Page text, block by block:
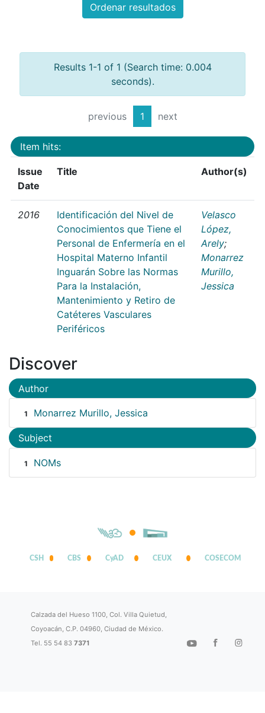
Ordenar resultados
Results 1-1 of 1 (Search time: 0.004
seconds).
previous 1 next
Item hits:
Issue
Date
Title Author(s)
2016
Identificación del Nivel de
Conocimientos que Tiene el
Personal de Enfermería en el
Hospital Materno Infantil
Inguarán Sobre las Normas
Para la Instalación,
Mantenimiento y Retiro de
Catéteres Vasculares
Periféricos
Velasco
López,
Arely;
Monarrez
Murillo,
Jessica
Discover
Author
1 Monarrez Murillo, Jessica
Subject
1 NOMs
CSH CBS CyAD CEUX COSECOM
Calzada del Hueso 1100, Col. Villa Quietud,
Coyoacán, C.P. 04960, Ciudad de México.
Tel. 55 54 837371